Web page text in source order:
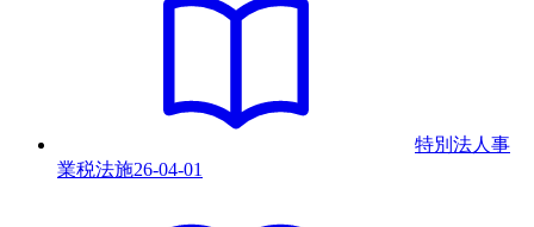
特別法人事
業税法施26-04-01